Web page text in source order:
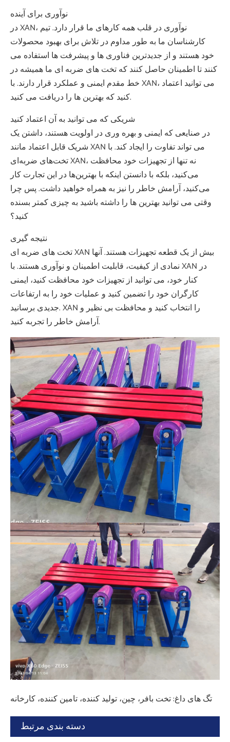
نوآوری برای آینده
در XAN، نوآوری در قلب همه کارهای ما قرار دارد. تیم
کارشناسان ما به طور مداوم در تلاش برای بهبود محصولات
خود هستند و از جدیدترین فناوری ها و پیشرفت ها استفاده می
کنند تا اطمینان حاصل کنند که تخت های ضربه ای ما همیشه در
خط مقدم ایمنی و عملکرد قرار دارند. با XAN، می توانید اعتماد
کنید که بهترین ها را دریافت می کنید.
شریکی که می توانید به آن اعتماد کنید
در صنایعی که ایمنی و بهره وری در اولویت هستند، داشتن یک
شریک قابل اعتماد مانند XAN می تواند تفاوت را ایجاد کند. با
تخت‌های ضربه‌ای XAN، نه تنها از تجهیزات خود محافظت
می‌کنید، بلکه با دانستن اینکه با بهترین‌ها در این تجارت کار
می‌کنید، آرامش خاطر را نیز به همراه خواهید داشت. پس چرا
وقتی می توانید بهترین ها را داشته باشید به چیزی کمتر بسنده
کنید؟
نتیجه گیری
تخت های ضربه ای XAN بیش از یک قطعه تجهیزات هستند. آنها
نمادی از کیفیت، قابلیت اطمینان و نوآوری هستند. با XAN در
کنار خود، می توانید از تجهیزات خود محافظت کنید، ایمنی
کارگران خود را تضمین کنید و عملیات خود را به ارتفاعات
جدیدی برسانید. XAN را انتخاب کنید و محافظت بی نظیر و
آرامش خاطر را تجربه کنید.
تگ های داغ: تخت بافر، چین، تولید کننده، تامین کننده، کارخانه
دسته بندی مرتبط